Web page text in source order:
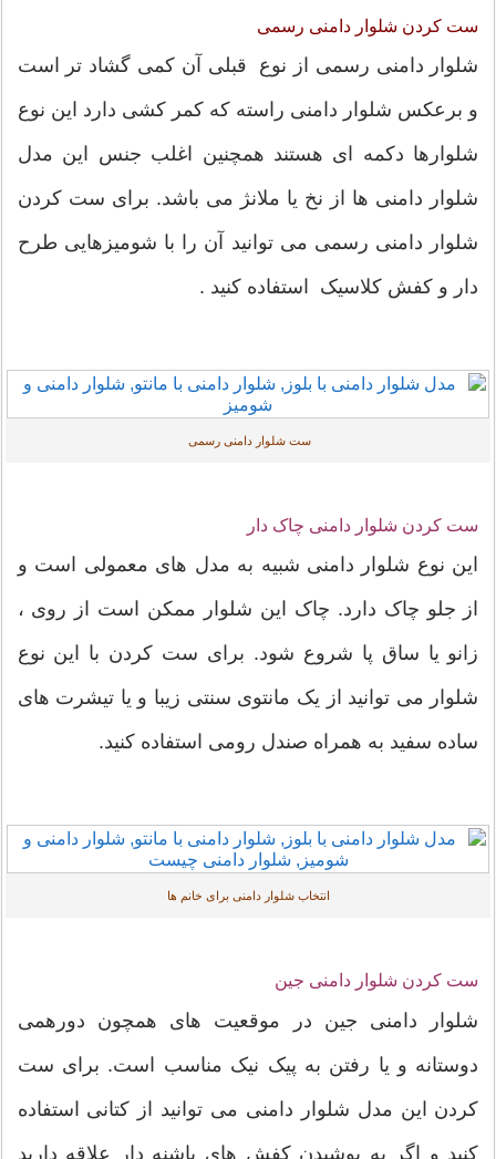
ست کردن شلوار دامنی رسمی
شلوار دامنی رسمی از نوع قبلی آن کمی گشاد تر است
و برعکس شلوار دامنی راسته که کمر کشی دارد این نوع
شلوارها دکمه ای هستند همچنین اغلب جنس این مدل
شلوار دامنی ها از نخ یا ملانژ می باشد. برای ست کردن
شلوار دامنی رسمی می توانید آن را با شومیزهایی طرح
دار و کفش کلاسیک استفاده کنید .
ست شلوار دامنی رسمی
ست کردن شلوار دامنی چاک دار
این نوع شلوار دامنی شبیه به مدل های معمولی است و
از جلو چاک دارد. چاک این شلوار ممکن است از روی ،
زانو یا ساق پا شروع شود. برای ست کردن با این نوع
شلوار می توانید از یک مانتوی سنتی زیبا و یا تیشرت های
ساده سفید به همراه صندل رومی استفاده کنید.
انتخاب شلوار دامنی برای خانم ها
ست کردن شلوار دامنی جین
شلوار دامنی جین در موقعیت های همچون دورهمی
دوستانه و یا رفتن به پیک نیک مناسب است. برای ست
کردن این مدل شلوار دامنی می توانید از کتانی استفاده
کنید و اگر به پوشیدن کفش های پاشنه دار علاقه دارید